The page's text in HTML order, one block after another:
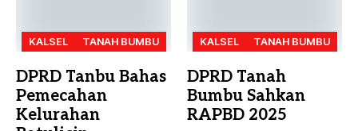
KALSEL TANAH BUMBU
DPRD Tanbu Bahas
Pemecahan
Kelurahan
KALSEL TANAH BUMBU
DPRD Tanah
Bumbu Sahkan
RAPBD 2025